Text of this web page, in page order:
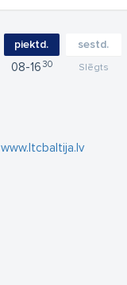
piektd.
08 16 30
sestd.
Slēgts
www.ltcbaltija.lv